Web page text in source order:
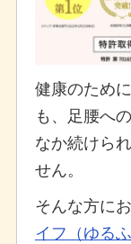
健康のため
も、足腰へ
なか続けら
せん。
そんな方に
イフ（ゆる